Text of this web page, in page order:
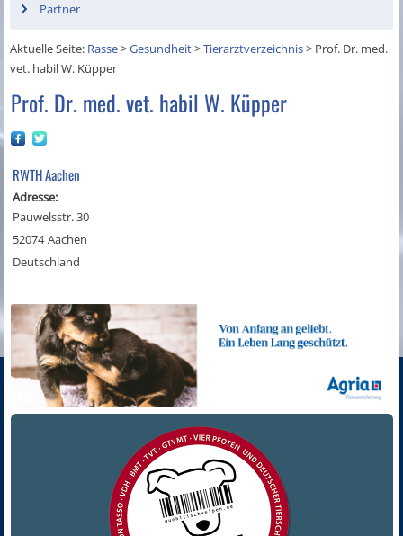
Partner
Aktuelle Seite: Rasse>Gesundheit>Tierarztverzeichnis> Prof. Dr. med.
vet. habil W. Küpper
Prof. Dr. med. vet. habil W. Küpper
RWTH Aachen
Adresse:
Pauwelsstr. 30
52074 Aachen
Deutschland